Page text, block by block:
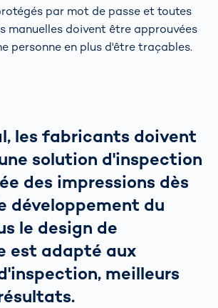
par mot de passe et toutes
manuelles doivent être approuvées
personne en plus d'être traçables.
les fabricants doivent
solution d'inspection
des impressions dès
développement du
le design de
est adapté aux
meilleurs